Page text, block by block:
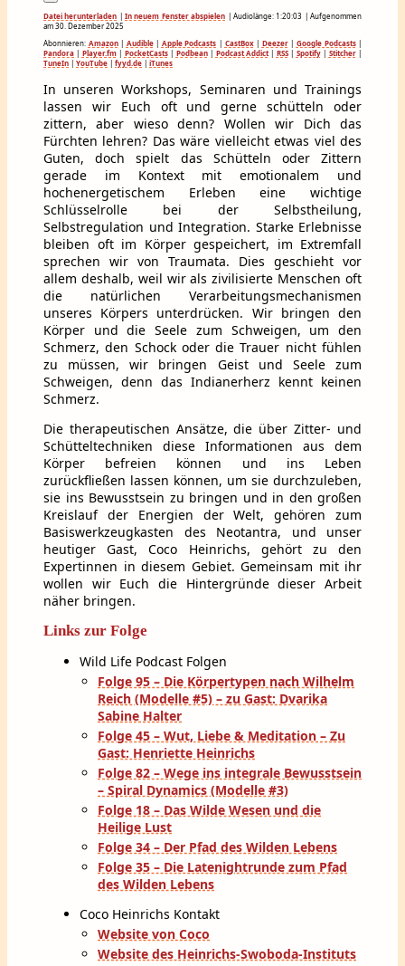
Datei herunterladen |In neuem Fenster abspielen | Audiolänge: 1:20:03 |Aufgenommen
am 30. Dezember 2025
Abonnieren: Amazon| Audible| Apple Podcasts | CastBox| Deezer| Google Podcasts|
Pandora | Player.fm| PocketCasts| Podbean| Podcast Addict| RSS| Spotify| Stitcher|
TuneIn | YouTube | fyyd.de | iTunes
In unseren Workshops, Seminaren und Trainings
lassen wir Euch oft und gerne schütteln oder
zittern, aber wieso denn? Wollen wir Dich das
Fürchten lehren? Das wäre vielleicht etwas viel des
Guten, doch spielt das Schütteln oder Zittern
gerade im Kontext mit emotionalem und
hochenergetischem Erleben eine wichtige
Schlüsselrolle bei der Selbstheilung,
Selbstregulation und Integration. Starke Erlebnisse
bleiben oft im Körper gespeichert, im Extremfall
sprechen wir von Traumata. Dies geschieht vor
allem deshalb, weil wir als zivilisierte Menschen oft
die natürlichen Verarbeitungsmechanismen
unseres Körpers unterdrücken. Wir bringen den
Körper und die Seele zum Schweigen, um den
Schmerz, den Schock oder die Trauer nicht fühlen
zu müssen, wir bringen Geist und Seele zum
Schweigen, denn das Indianerherz kennt keinen
Schmerz.
Die therapeutischen Ansätze, die über Zitter- und
Schütteltechniken diese Informationen aus dem
Körper befreien können und ins Leben
zurückfließen lassen können, um sie durchzuleben,
sie ins Bewusstsein zu bringen und in den großen
Kreislauf der Energien der Welt, gehören zum
Basiswerkzeugkasten des Neotantra, und unser
heutiger Gast, Coco Heinrichs, gehört zu den
Expertinnen in diesem Gebiet. Gemeinsam mit ihr
wollen wir Euch die Hintergründe dieser Arbeit
näher bringen.
Links zur Folge
Wild Life Podcast Folgen
Folge 95 – Die Körpertypen nach Wilhelm
Reich (Modelle #5) – zu Gast: Dvarika
Sabine Halter
Folge 45 – Wut, Liebe & Meditation – Zu
Gast: Henriette Heinrichs
Folge 82 – Wege ins integrale Bewusstsein
– Spiral Dynamics (Modelle #3)
Folge 18 – Das Wilde Wesen und die
Heilige Lust
Folge 34 – Der Pfad des Wilden Lebens
Folge 35 – Die Latenightrunde zum Pfad
des Wilden Lebens
Coco Heinrichs Kontakt
Website von Coco
Website des Heinrichs-Swoboda-Instituts